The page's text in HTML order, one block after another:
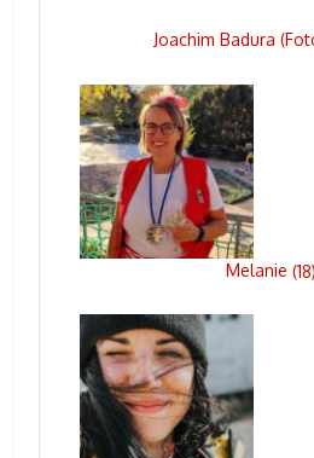
Joachim Badura
Melanie (18)